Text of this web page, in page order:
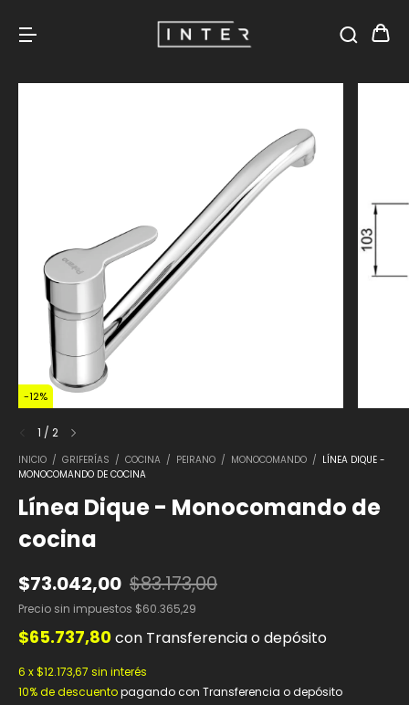
-12%
1 / 2
INICIO / GRIFERÍAS / COCINA / PEIRANO / MONOCOMANDO / LÍNEA DIQUE -
MONOCOMANDO DE COCINA
Línea Dique - Monocomando de
cocina
$73.042,00 $83.173,00
Precio sin impuestos $60.365,29
$65.737,80con Transferencia o depósito
6 x$12.173,67 sin interés
10% de descuentopagando con Transferencia o depósito